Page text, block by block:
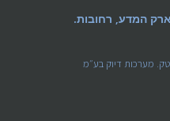
מערכות דיוק בע״מ